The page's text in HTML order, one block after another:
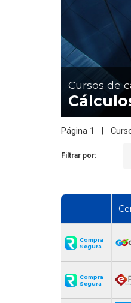
Cursos de
Página 1 |
Filtrar por:
Compra
Segura
Compra
Segura